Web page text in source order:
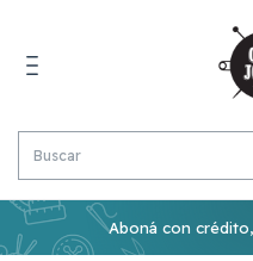
Aboná con